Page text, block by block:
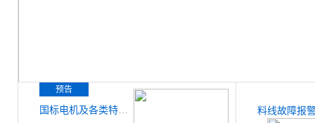
预告
料线故障报